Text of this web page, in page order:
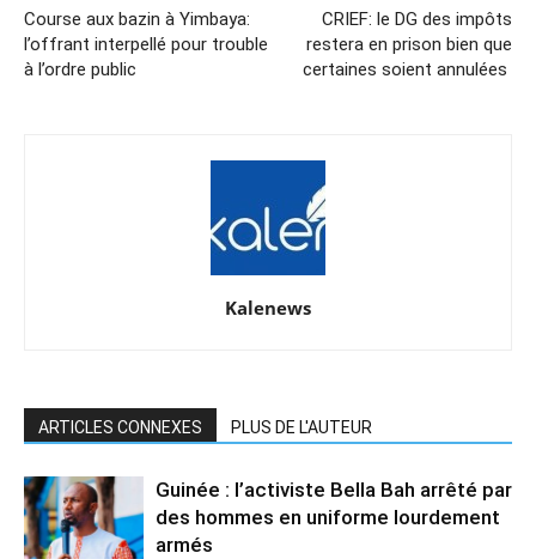
Course aux bazin à Yimbaya:
l’offrant interpellé pour trouble
à l’ordre public
CRIEF: le DG des impôts
restera en prison bien que
certaines soient annulées
Kalenews
ARTICLES CONNEXES PLUS DE L'AUTEUR
Guinée : l’activiste Bella Bah arrêté par
des hommes en uniforme lourdement
armés